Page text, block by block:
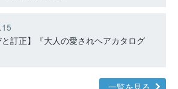
と訂正】『大人の愛されヘアカタログ
一覧を見る